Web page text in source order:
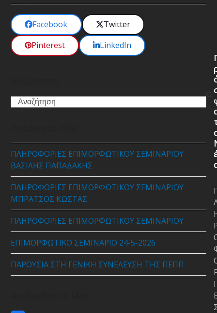
Facebook
Twitter
Pinterest
LinkedIn
Search
ΠΛΗΡΟΦΟΡΙΕΣ ΕΠΙΜΟΡΦΩΤΙΚΟΥ ΣΕΜΙΝΑΡΙΟΥ
ΒΑΣΙΛΗΣ ΠΑΠΑΔΑΚΗΣ
ΠΛΗΡΟΦΟΡΙΕΣ ΕΠΙΜΟΡΦΩΤΙΚΟΥ ΣΕΜΙΝΑΡΙΟΥ
ΜΠΡΑΤΣΟΣ ΚΩΣΤΑΣ
ΠΛΗΡΟΦΟΡΙΕΣ ΕΠΙΜΟΡΦΩΤΙΚΟΥ ΣΕΜΙΝΑΡΙΟΥ
ΕΠΙΜΟΡΦΩΤΙΚΟ ΣΕΜΙΝΑΡΙΟ 24-5-2026
ΠΑΡΟΥΣΙΑ ΣΤΗ ΓΕΝΙΚΗ ΣΥΝΕΛΕΥΣΗ ΤΗΣ ΠΕΠΠ
Ι